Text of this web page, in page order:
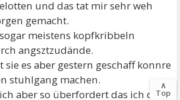
und das tat mir sehr weh
gemacht.
meistens kopfkribbeln
angsztzudände.
sie es aber gestern geschaff konnre
stuhlgang machen.
aber so überfordert das ich die
∧
Top